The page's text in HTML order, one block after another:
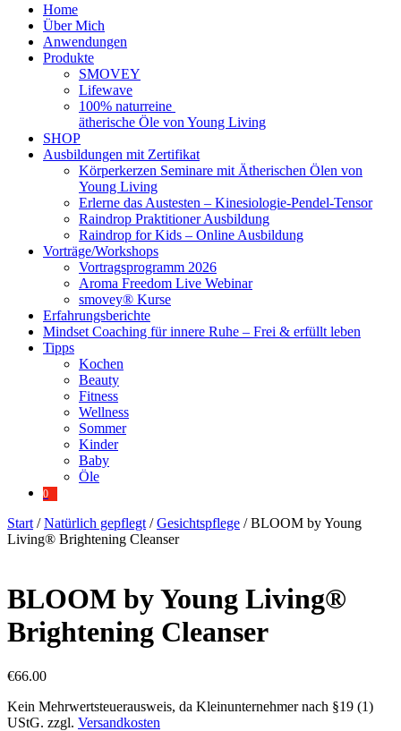
Home
Über Mich
Anwendungen
Produkte
SMOVEY
Lifewave
100% naturreine
ätherische Öle von Young Living
SHOP
Ausbildungen mit Zertifikat
Körperkerzen Seminare mit Ätherischen Ölen von
Young Living
Erlerne das Austesten – Kinesiologie-Pendel-Tensor
Raindrop Praktitioner Ausbildung
Raindrop for Kids – Online Ausbildung
Vorträge/Workshops
Vortragsprogramm 2026
Aroma Freedom Live Webinar
smovey® Kurse
Erfahrungsberichte
Mindset Coaching für innere Ruhe – Frei & erfüllt leben
Tipps
Kochen
Beauty
Fitness
Wellness
Sommer
Kinder
Baby
Öle
0
Start /Natürlich gepflegt /Gesichtspflege / BLOOM by Young
Living® Brightening Cleanser
BLOOM by Young Living®
Brightening Cleanser
€66.00
Kein Mehrwertsteuerausweis, da Kleinunternehmer nach §19 (1)
UStG. zzgl. Versandkosten